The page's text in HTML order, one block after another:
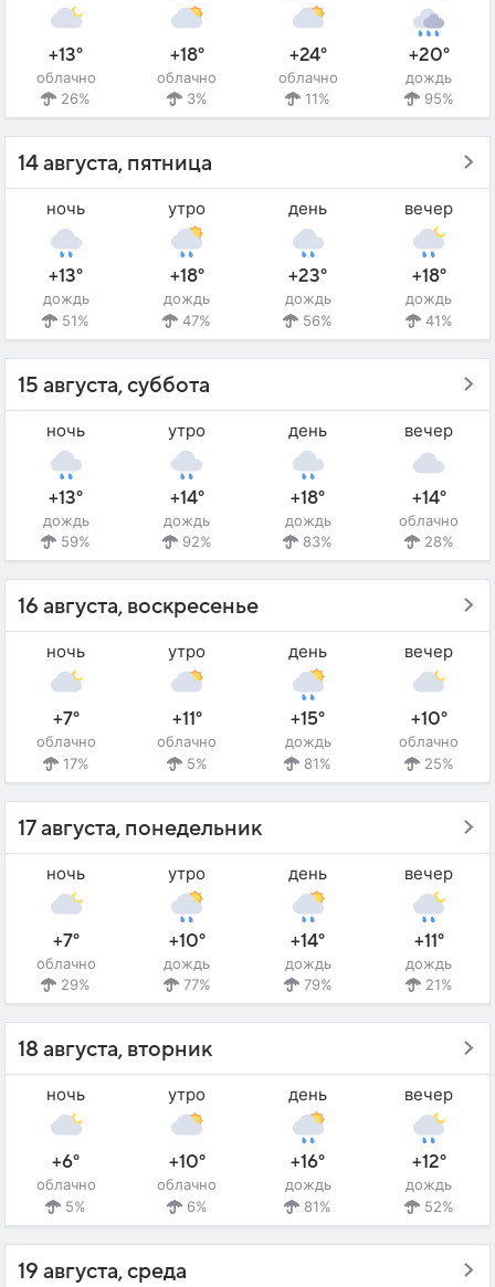
+13°
облачно
26%
+18°
облачно
3%
+24°
облачно
11%
+20°
дождь
95%
14 августа, пятница
ночь
+13°
дождь
51%
утро
+18°
дождь
47%
день
+23°
дождь
56%
вечер
+18°
дождь
41%
15 августа, суббота
ночь
+13°
дождь
59%
утро
+14°
дождь
92%
день
+18°
дождь
83%
вечер
+14°
облачно
28%
16 августа, воскресенье
ночь
+7°
облачно
17%
утро
+11°
облачно
5%
день
+15°
дождь
81%
вечер
+10°
облачно
25%
17 августа, понедельник
ночь
+7°
облачно
29%
утро
+10°
дождь
77%
день
+14°
дождь
79%
вечер
+11°
дождь
21%
18 августа, вторник
ночь
+6°
облачно
5%
утро
+10°
облачно
6%
день
+16°
дождь
81%
вечер
+12°
дождь
52%
19 августа, среда